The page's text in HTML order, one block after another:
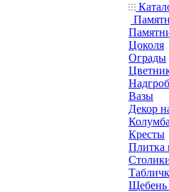
Цоколя
Ограды
Вазы
Декор
Кресты
Плитка
Щебень